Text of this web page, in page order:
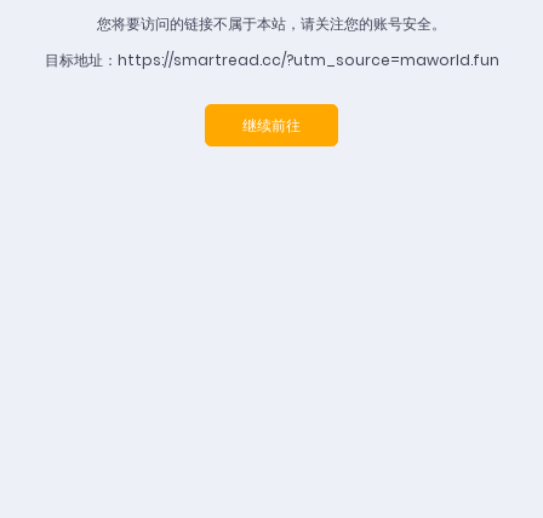
您将要访问的链接不属于本站，请关注您的账号安全。
目标地址：https://smartread.cc/?utm_source=maworld.fun
继续前往